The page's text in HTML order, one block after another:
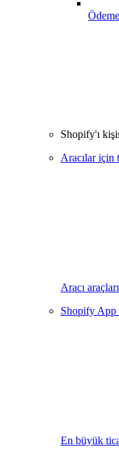
Shopify'ı
Aracılar için
Aracı
Shopify App
En büyük